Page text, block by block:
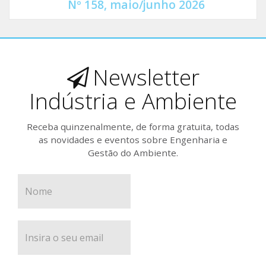
Nº 158, maio/junho 2026
Newsletter
Indústria e Ambiente
Receba quinzenalmente, de forma gratuita, todas
as novidades e eventos sobre Engenharia e
Gestão do Ambiente.